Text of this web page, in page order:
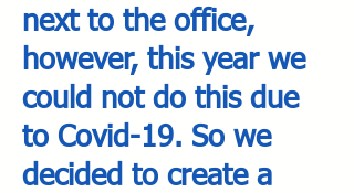
next to the office,
however, this year we
could not do this due
to Covid-19. So we
decided to create a